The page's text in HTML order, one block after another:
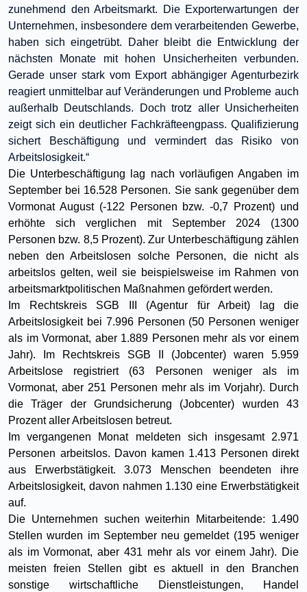
zunehmend den Arbeitsmarkt. Die Exporterwartungen der
Unternehmen, insbesondere dem verarbeitenden Gewerbe,
haben sich eingetrübt. Daher bleibt die Entwicklung der
nächsten Monate mit hohen Unsicherheiten verbunden.
Gerade unser stark vom Export abhängiger Agenturbezirk
reagiert unmittelbar auf Veränderungen und Probleme auch
außerhalb Deutschlands. Doch trotz aller Unsicherheiten
zeigt sich ein deutlicher Fachkräfteengpass. Qualifizierung
sichert Beschäftigung und vermindert das Risiko von
Arbeitslosigkeit.“
Die Unterbeschäftigung lag nach vorläufigen Angaben im
September bei 16.528 Personen. Sie sank gegenüber dem
Vormonat August (-122 Personen bzw. -0,7 Prozent) und
erhöhte sich verglichen mit September 2024 (1300
Personen bzw. 8,5 Prozent). Zur Unterbeschäftigung zählen
neben den Arbeitslosen solche Personen, die nicht als
arbeitslos gelten, weil sie beispielsweise im Rahmen von
arbeitsmarktpolitischen Maßnahmen gefördert werden.
Im Rechtskreis SGB III (Agentur für Arbeit) lag die
Arbeitslosigkeit bei 7.996 Personen (50 Personen weniger
als im Vormonat, aber 1.889 Personen mehr als vor einem
Jahr). Im Rechtskreis SGB II (Jobcenter) waren 5.959
Arbeitslose registriert (63 Personen weniger als im
Vormonat, aber 251 Personen mehr als im Vorjahr). Durch
die Träger der Grundsicherung (Jobcenter) wurden 43
Prozent aller Arbeitslosen betreut.
Im vergangenen Monat meldeten sich insgesamt 2.971
Personen arbeitslos. Davon kamen 1.413 Personen direkt
aus Erwerbstätigkeit. 3.073 Menschen beendeten ihre
Arbeitslosigkeit, davon nahmen 1.130 eine Erwerbstätigkeit
auf.
Die Unternehmen suchen weiterhin Mitarbeitende: 1.490
Stellen wurden im September neu gemeldet (195 weniger
als im Vormonat, aber 431 mehr als vor einem Jahr). Die
meisten freien Stellen gibt es aktuell in den Branchen
sonstige wirtschaftliche Dienstleistungen, Handel